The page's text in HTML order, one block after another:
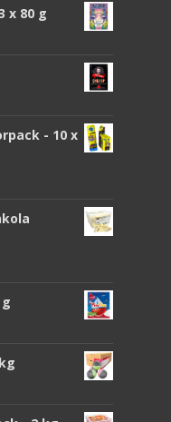
x 80 g
- 10 x